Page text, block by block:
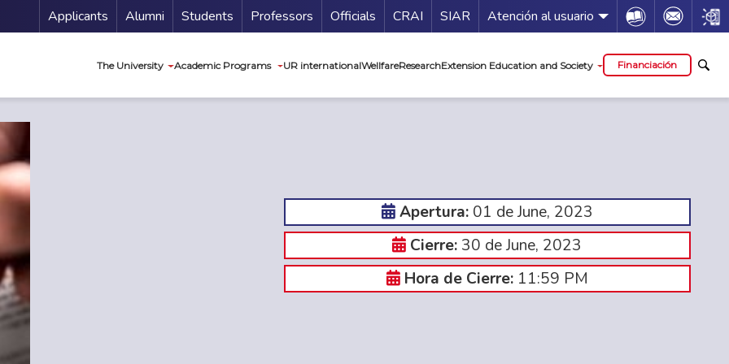
Menu Secundario
Applicants Alumni Students Professors Officials Guía de servicios
CRAI SIAR Atención al usuario Icon Icon Icon
The University Academic Programs UR internationalWellfareResearchExtension Education and Society Financiación
Apertura: 01 de June, 2023
Cierre: 30 de June, 2023
Hora de Cierre: 11:59 PM